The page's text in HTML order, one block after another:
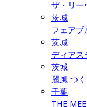
ザ・リー
茨城
フェアブ
茨城
ディアス
茨城
麗風 つ
千葉
THE